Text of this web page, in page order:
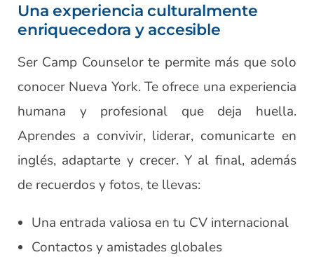
Una experiencia culturalmente
enriquecedora y accesible
Ser Camp Counselor te permite más que solo
conocer Nueva York. Te ofrece una experiencia
humana y profesional que deja huella.
Aprendes a convivir, liderar, comunicarte en
inglés, adaptarte y crecer. Y al final, además
de recuerdos y fotos, te llevas:
Una entrada valiosa en tu CV internacional
Contactos y amistades globales